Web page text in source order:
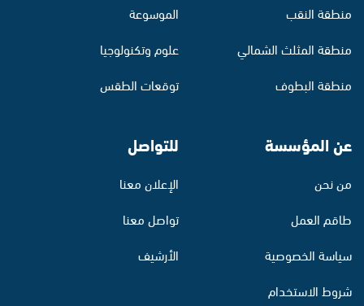
منطقة النقب
منطقة المثلث الشمالي
منطقة البطوف
الموسوعة
علوم وتكنولوجيا
توقعات الطقس
عن المؤسسة
من نحن
طاقم العمل
سياسة الخصوصية
شروط الاستخدام
للتواصل
الإعلان معنا
تواصل معنا
الأرشيف